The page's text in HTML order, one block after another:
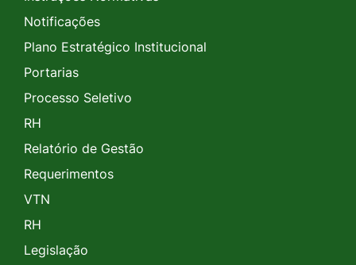
Notificações
Plano Estratégico Institucional
Portarias
Processo Seletivo
RH
Relatório de Gestão
Requerimentos
VTN
RH
Legislação